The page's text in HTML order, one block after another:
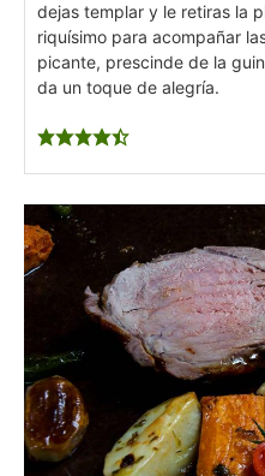
dejas templar y le retiras la
riquísimo para acompañar
picante, prescinde de la
da un toque de alegría.